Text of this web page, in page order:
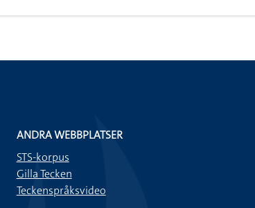
ANDRA WEBBPLATSER
STS-korpus
Gilla Tecken
Teckenspråksvideo